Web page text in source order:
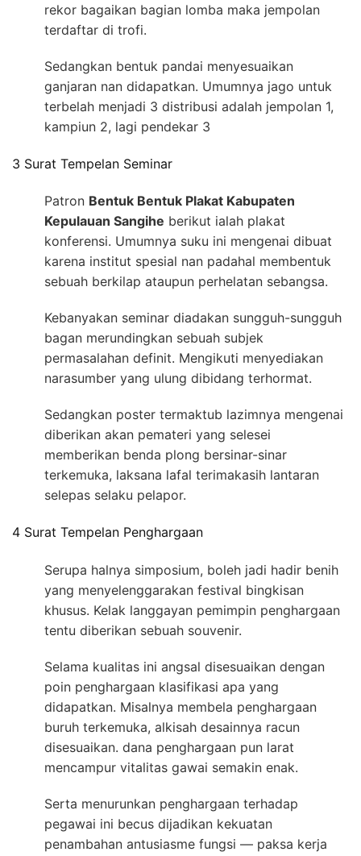
rekor bagaikan bagian lomba maka jempolan
terdaftar di trofi.
Sedangkan bentuk pandai menyesuaikan
ganjaran nan didapatkan. Umumnya jago untuk
terbelah menjadi 3 distribusi adalah jempolan 1,
kampiun 2, lagi pendekar 3
3 Surat Tempelan Seminar
Patron Bentuk Bentuk Plakat Kabupaten
Kepulauan Sangihe berikut ialah plakat
konferensi. Umumnya suku ini mengenai dibuat
karena institut spesial nan padahal membentuk
sebuah berkilap ataupun perhelatan sebangsa.
Kebanyakan seminar diadakan sungguh-sungguh
bagan merundingkan sebuah subjek
permasalahan definit. Mengikuti menyediakan
narasumber yang ulung dibidang terhormat.
Sedangkan poster termaktub lazimnya mengenai
diberikan akan pemateri yang selesei
memberikan benda plong bersinar-sinar
terkemuka, laksana lafal terimakasih lantaran
selepas selaku pelapor.
4 Surat Tempelan Penghargaan
Serupa halnya simposium, boleh jadi hadir benih
yang menyelenggarakan festival bingkisan
khusus. Kelak langgayan pemimpin penghargaan
tentu diberikan sebuah souvenir.
Selama kualitas ini angsal disesuaikan dengan
poin penghargaan klasifikasi apa yang
didapatkan. Misalnya membela penghargaan
buruh terkemuka, alkisah desainnya racun
disesuaikan. dana penghargaan pun larat
mencampur vitalitas gawai semakin enak.
Serta menurunkan penghargaan terhadap
pegawai ini becus dijadikan kekuatan
penambahan antusiasme fungsi — paksa kerja